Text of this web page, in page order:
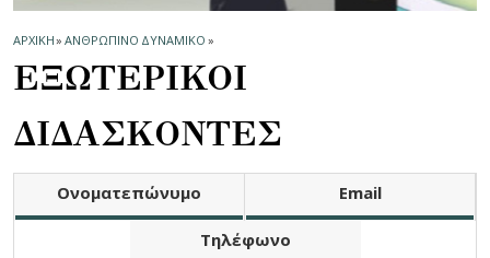
ΑΡΧΙΚΗ» ΑΝΘΡΩΠΙΝΟ ΔΥΝΑΜΙΚΟ »
ΕΞΩΤΕΡΙΚΟΙ
ΔΙΔΑΣΚΟΝΤΕΣ
Ονοματεπώνυμο Email
Τηλέφωνο